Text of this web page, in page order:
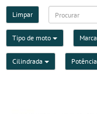
Limpar
Tipo de moto Marca
Cilindrada Potência